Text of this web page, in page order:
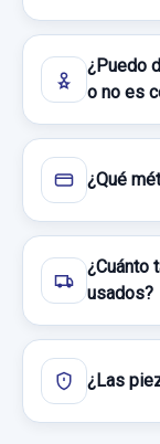
RETROVISOR
FORD
Garantía 1
106,60 €
Garantía 1
Ref: 1065648
203,30 €
Sin IVA, gastos
¿Puedo
o no es
¿Qué
¿Cuánto
usados?
¿Las